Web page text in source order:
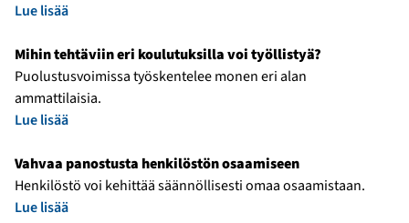
Lue lisää
Mihin tehtäviin eri koulutuksilla voi työllistyä?
Puolustusvoimissa työskentelee monen eri alan
ammattilaisia.
Lue lisää
Vahvaa panostusta henkilöstön osaamiseen
Henkilöstö voi kehittää säännöllisesti omaa osaamistaan.
Lue lisää